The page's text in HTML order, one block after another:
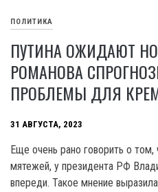
ПОЛИТИКА
ПУТИНА ОЖИДАЮТ
РОМАНОВА
ПРОБЛЕМЫ ДЛЯ
31 АВГУСТА, 2023
Еще очень рано говорить о
мятежей, у президента РФ
впереди. Такое мнение